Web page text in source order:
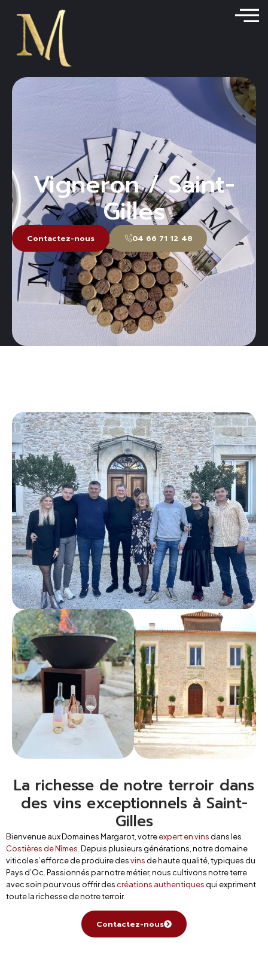
principal
Vigneron / Saint-
Gilles
Contactez-nous 04 66 71 12 48
La richesse de notre terroir dans
des vins exceptionnels à Saint-
Gilles
Bienvenue aux Domaines Margarot, votreexpert en vins dans les
Costières de Nîmes . Depuis plusieurs générations, notre domaine
viticole s’efforce de produire desvins de haute qualité, typiques du
Pays d’Oc. Passionnés par notre métier, nous cultivons notre terre
avec soin pour vous offrir des créations authentiques qui expriment
toute la richesse de notre terroir.
Contactez-nous